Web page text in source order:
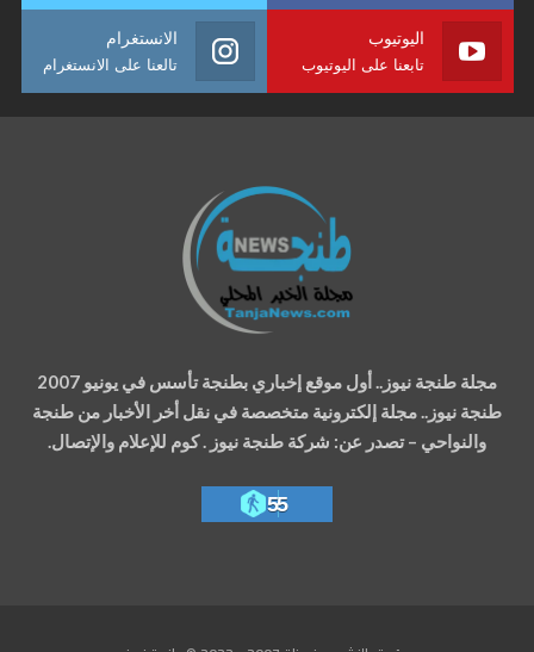
اليوتيوب
تابعنا على اليوتيوب
الانستغرام
تالعنا على الانستغرام
مجلة طنجة نيوز.. أول موقع إخباري بطنجة تأسس في يونيو 2007
طنجة نيوز.. مجلة إلكترونية متخصصة في نقل أخر الأخبار من طنجة
والنواحي – تصدر عن: شركة طنجة نيوز . كوم للإعلام والإتصال.
55